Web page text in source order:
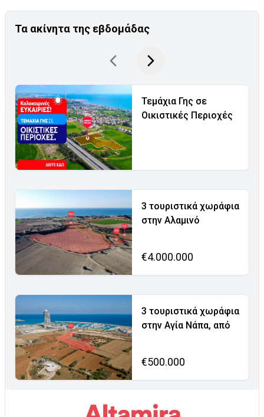
Τα ακίνητα της εβδομάδας
Τεμάχια Γης σε
Οικιστικές Περιοχές
3 τουριστικά χωράφια
στην Αλαμινό
€4.000.000
3 τουριστικά χωράφια
στην Αγία Νάπα, από
€500.000